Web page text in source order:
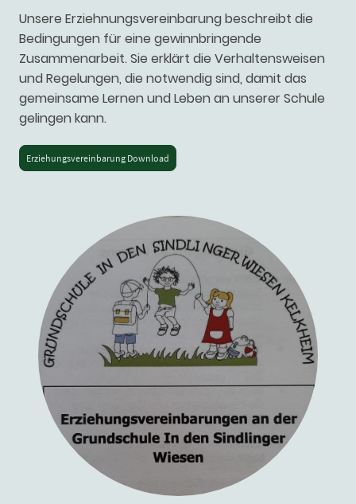
Unsere Erziehnungsvereinbarung beschreibt die
Bedingungen für eine gewinnbringende
Zusammenarbeit. Sie erklärt die Verhaltensweisen
und Regelungen, die notwendig sind, damit das
gemeinsame Lernen und Leben an unserer Schule
gelingen kann.
Erziehungsvereinbarung Download